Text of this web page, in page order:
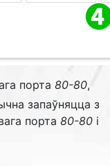
порта 80-80,
запаўняцца з
порта 80-80 і